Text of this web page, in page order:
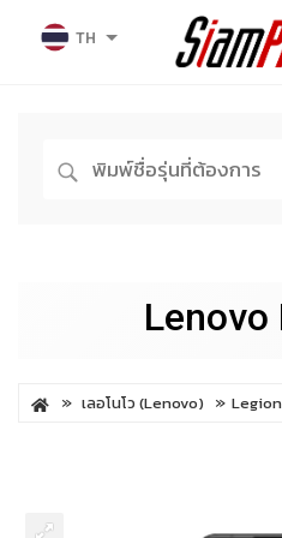
TH
Lenovo
เลอโนโว (Lenovo) Legion